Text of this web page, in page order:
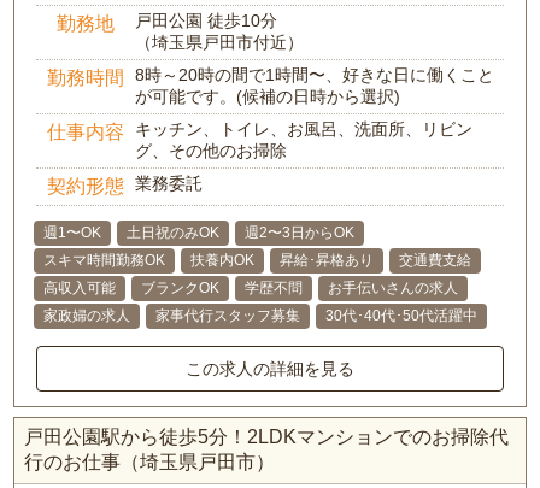
勤務地
戸田公園 徒歩10分
（埼玉県戸田市付近）
勤務時間
8時～20時の間で1時間〜、好きな日に働くこと
が可能です。(候補の日時から選択)
仕事内容
キッチン、トイレ、お風呂、洗面所、リビン
グ、その他のお掃除
契約形態 業務委託
週1〜OK 土日祝のみOK
週2〜3日からOK
スキマ時間勤務OK
扶養内OK 昇給･昇格あり
交通費支給
高収入可能
ブランクOK 学歴不問
お手伝いさんの求人
家政婦の求人
家事代行スタッフ募集 30代･40代･50代活躍中
この求人の詳細を見る
戸田公園駅から徒歩5分！2LDKマンションでのお掃除代
行のお仕事（埼玉県戸田市）